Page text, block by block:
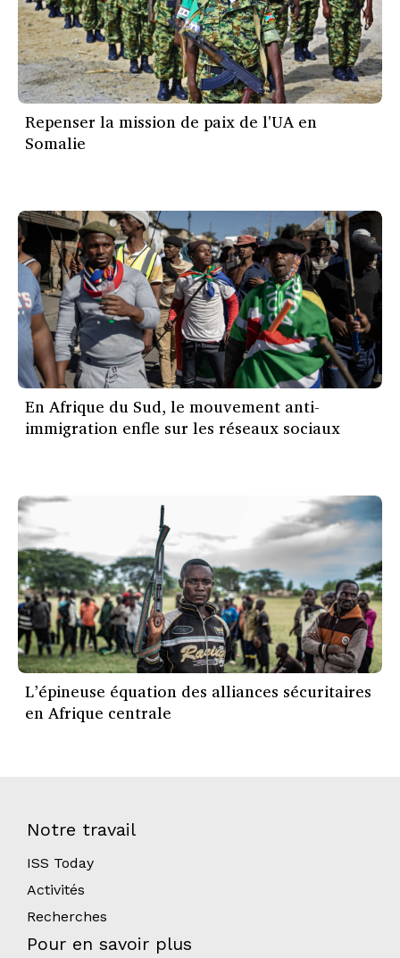
Repenser la mission de paix de l'UA en
Somalie
En Afrique du Sud, le mouvement anti-
immigration enfle sur les réseaux sociaux
L’épineuse équation des alliances sécuritaires
en Afrique centrale
Notre travail
ISS Today
Activités
Recherches
Pour en savoir plus